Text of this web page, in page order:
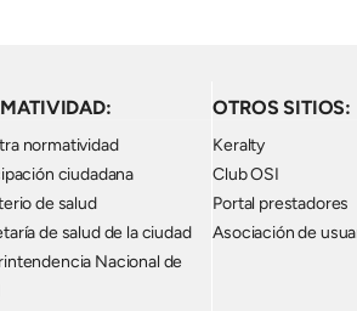
normatividad
ciudadana
de salud
de salud de la ciudad
Nacional de
OTROS SITIOS:
Keralty
Club OSI
Portal prestadores
Asociación de